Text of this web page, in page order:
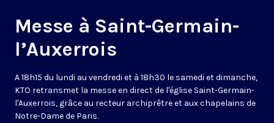
Messe à Saint-Germain-
l’Auxerrois
A 18h15 du lundi au vendredi et à 18h30 le samedi et dimanche,
KTO retransmet la messe en direct de l'église Saint-Germain-
l'Auxerrois, grâce au recteur archiprêtre et aux chapelains de
Notre-Dame de Paris.